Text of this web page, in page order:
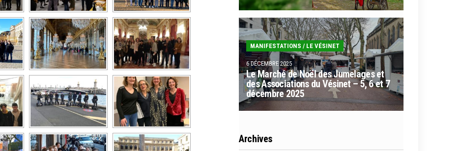
MANIFESTATIONS / LE VÉSINET
6 DÉCEMBRE 2025
Le Marché de Noël des Jumelages et
des Associations du Vésinet – 5, 6 et 7
décembre 2025
Archives